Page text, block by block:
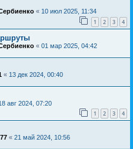
« 10 июл 2025, 11:34
1 2 3 4
« 01 мар 2025, 04:42
« 13 дек 2024, 00:40
авг 2024, 07:20
1 2 3 4
« 21 май 2024, 10:56